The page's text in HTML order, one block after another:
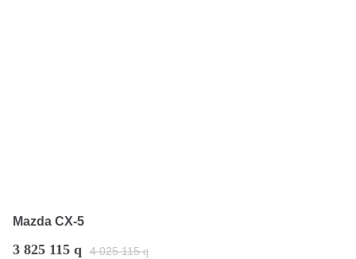
Mazda CX-5
3 825 115 q 4 025 115 q